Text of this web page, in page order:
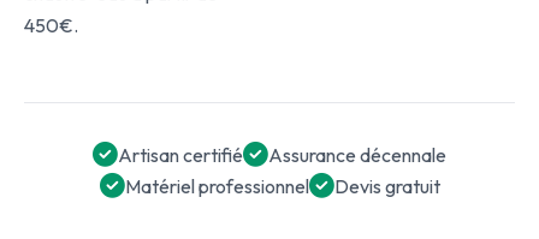
450€.
Artisan certifié
Assurance décennale
Matériel professionnel
Devis gratuit